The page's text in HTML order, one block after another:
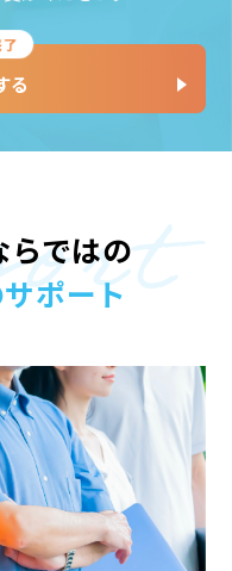
る
らではの
ポート